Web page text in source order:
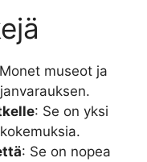
museot ja
: Se on yksi
: Se on nopea